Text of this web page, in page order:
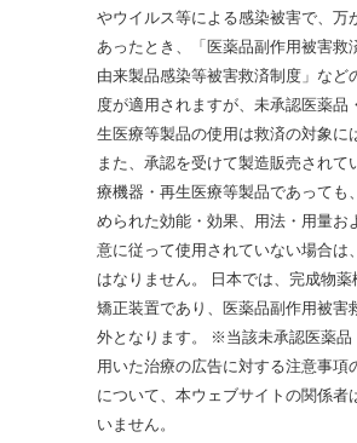
やウイルス等による感染被害で、万
あったとき、「医薬品副作用被害救
由来製品感染等被害救済制度」など
度が適用されますが、未承認医薬品
生医療等製品の使用は救済の対象に
また、承認を受けて製造販売されて
療機器・再生医療等製品であっても
められた効能・効果、用法・用量お
意に従って使用されていない場合は
はなりません。
日本では、完成物
矯正装置であり、医薬品副作用被害
外となります。
※当該未承認医薬品
用いた治療の広告に対する注意事項
について、本ウェブサイトの関係者
いません。